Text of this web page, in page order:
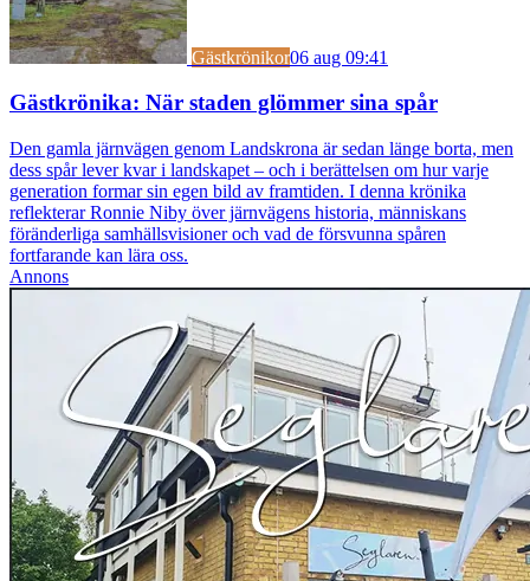
Gästkrönikor06 aug 09:41
Gästkrönika: När staden glömmer sina spår
Den gamla järnvägen genom Landskrona är sedan länge borta, men
dess spår lever kvar i landskapet – och i berättelsen om hur varje
generation formar sin egen bild av framtiden. I denna krönika
reflekterar Ronnie Niby över järnvägens historia, människans
föränderliga samhällsvisioner och vad de försvunna spåren
fortfarande kan lära oss.
Annons